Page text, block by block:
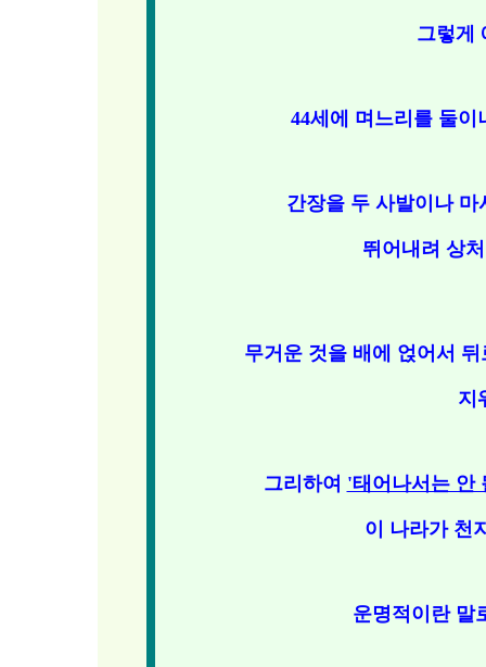
그렇게
44세에 며느리를 둘
간장을 두 사발이나
뛰어내려 상
무거운 것을 배에 얹어서
지
그리하여 '태어나서는 안
이 나라가 천
운명적이란 말